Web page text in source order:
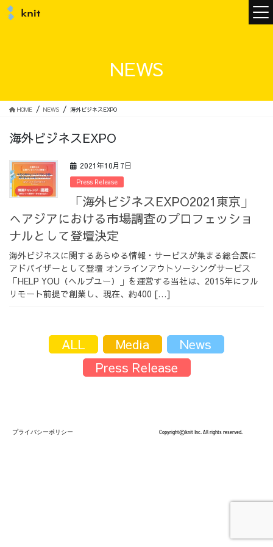
メンバー 会社概要
サービス
採用情報
採用情報トップ チームインタビュー01
チームインタビュー02 チームインタビュー03
NEWS
HOME NEWS 海外ビジネスEXPO
海外ビジネスEXPO
2021年10月7日
Press Release
「海外ビジネスEXPO2021東京」
へアジアにおける市場調査のプロフェッショ
ナルとして登壇決定
海外ビジネスに関するあらゆる情報・サービスが集まる総合展に
アドバイザーとして登壇 オンラインアウトソーシングサービス
「HELP YOU（ヘルプユー）」を運営する当社は、2015年にフル
リモート前提で創業し、現在、約400 […]
ALL Media
News
Press Release
プライバシーポリシー Copyright©knit Inc. All rights reserved.